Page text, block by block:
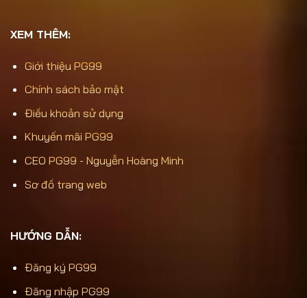
XEM THÊM:
Giới thiệu PG99
Chính sách bảo mật
Điều khoản sử dụng
Khuyến mãi PG99
CEO PG99 - Nguyễn Hoàng Minh
Sơ đồ trang web
HƯỚNG DẪN:
Đăng ký PG99
Đăng nhập PG99